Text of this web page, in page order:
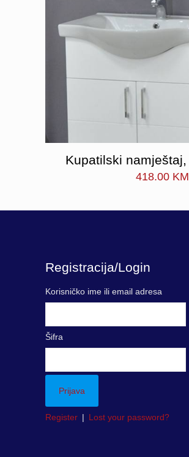
Kupatilski
418.00 KM
Registracija/Login
Korisničko ime ili email adresa
Šifra
Register | Lost your password?